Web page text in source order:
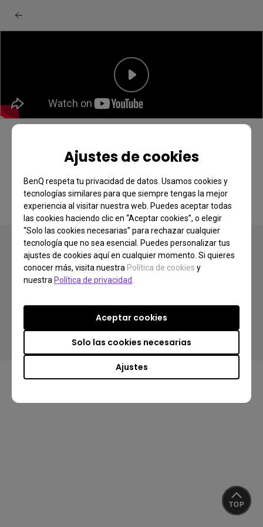
Ajustes de cookies
BenQ respeta tu privacidad de datos. Usamos cookies y
tecnologías similares para que siempre tengas la mejor
experiencia al visitar nuestra web. Puedes aceptar todas
las cookies haciendo clic en “Aceptar cookies”, o elegir
“Solo las cookies necesarias” para rechazar cualquier
tecnología que no sea esencial. Puedes personalizar tus
ajustes de cookies aquí en cualquier momento. Si quieres
conocer más, visita nuestra Política de cookies y
nuestra Política de privacidad
Ajustes
Solo las cookies necesarias
Aceptar cookies
quick start guide
Acuerdo de Licencia de Usuario Final (EULA)
Cumplimiento de las Normas de Importación y Exportación